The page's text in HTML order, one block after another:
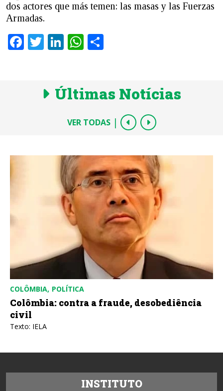
dos actores que más temen: las masas y las Fuerzas
Armadas.
Facebook
TwitterLinkedInWhatsApp
Últimas Notícias
VER TODAS |
COLÔMBIA POLÍTICA
Colômbia: contra a fraude, desobediência
civil
Texto: IELA
INSTITUTO